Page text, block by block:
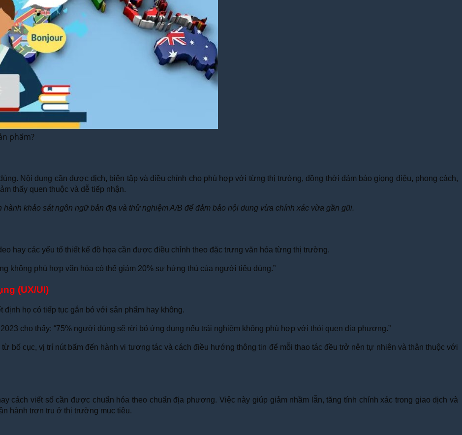
phẩm?
Nội dung cần được dịch, biên tập và điều chỉnh cho phù hợp với từng thị trường, đồng thời đảm bảo giọng điệu, phong cách,
thấy quen thuộc và dễ tiếp nhận.
khảo sát ngôn ngữ bản địa và thử nghiệm A/B để đảm bảo nội dung vừa chính xác vừa gần gũi.
hay các yếu tố thiết kế đồ họa cần được điều chỉnh theo đặc trưng văn hóa từng thị trường.
không phù hợp văn hóa có thể giảm 20% sự hứng thú của người tiêu dùng.”
(UX/UI)
họ có tiếp tục gắn bó với sản phẩm hay không.
cho thấy: “75% người dùng sẽ rời bỏ ứng dụng nếu trải nghiệm không phù hợp với thói quen địa phương.”
bố cục, vị trí nút bấm đến hành vi tương tác và cách điều hướng thông tin để mỗi thao tác đều trở nên tự nhiên và thân thuộc với
cách viết số cần được chuẩn hóa theo chuẩn địa phương. Việc này giúp giảm nhầm lẫn, tăng tính chính xác trong giao dịch và
hành trơn tru ở thị trường mục tiêu.